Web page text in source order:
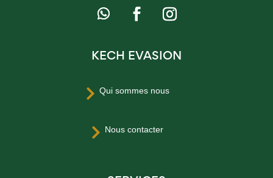
KECH EVASION
 Qui sommes nous
 Nous contacter